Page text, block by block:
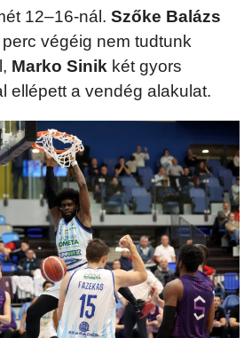
12–16-nál. Szőke Balázs
végéig nem tudtunk
Marko Sinik két gyors
ellépett a vendég alakulat.